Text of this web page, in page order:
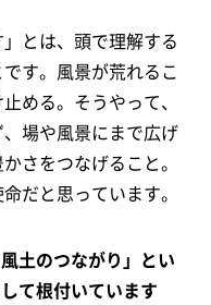
とは、頭で理解する
す。風景が荒れるこ
める。そうやって、
場や風景にまで広げ
さをつなげること。
だと思っています。
土のつながり」とい
て根付いています